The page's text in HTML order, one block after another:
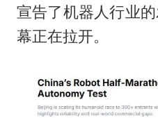
宣告了机器人行业
幕正在拉开。